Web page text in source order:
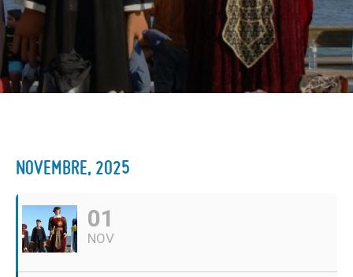
NOVEMBRE, 2025
01
NOV